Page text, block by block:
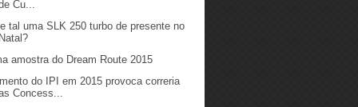
Cu...
tal uma SLK 250 turbo de presente no
amostra do Dream Route 2015
do IPI em 2015 provoca correria
Concess...